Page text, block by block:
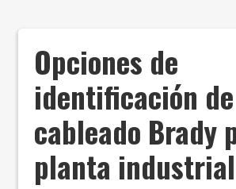
Opciones de
identificación de
cableado Brady
planta industrial